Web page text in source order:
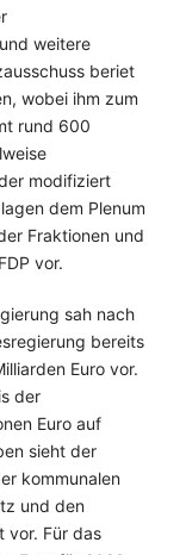
weitere
beriet
wobei ihm zum
rund 600
modifiziert
dem Plenum
Fraktionen und
vor.
sah nach
bereits
Euro vor.
der
Euro auf
sieht der
kommunalen
und den
vor. Für das